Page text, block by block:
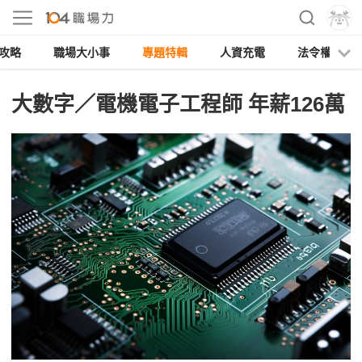
略 職場大小事 專題特輯 人資充電 法令權益
大數字／電機電子工程師 年薪126萬